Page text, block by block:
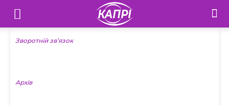
Телебачення
«Капрі»
Новини
Зворотній зв’язок
Архів